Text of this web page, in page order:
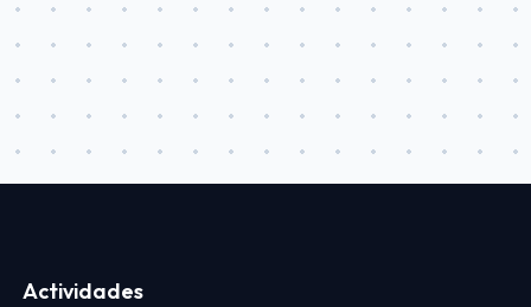
Actividades